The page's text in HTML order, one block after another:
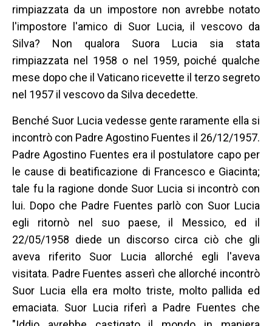
rimpiazzata da un impostore non avrebbe notato
l'impostore l'amico di Suor Lucia, il vescovo da
Silva? Non qualora Suora Lucia sia stata
rimpiazzata nel 1958 o nel 1959, poiché qualche
mese dopo che il Vaticano ricevette il terzo segreto
nel 1957 il vescovo da Silva decedette.
Benché Suor Lucia vedesse gente raramente ella si
incontrò con Padre Agostino Fuentes il 26/12/1957.
Padre Agostino Fuentes era il postulatore capo per
le cause di beatificazione di Francesco e Giacinta;
tale fu la ragione donde Suor Lucia si incontrò con
lui. Dopo che Padre Fuentes parlò con Suor Lucia
egli ritornò nel suo paese, il Messico, ed il
22/05/1958 diede un discorso circa ciò che gli
aveva riferito Suor Lucia allorché egli l'aveva
visitata. Padre Fuentes asserì che allorché incontrò
Suor Lucia ella era molto triste, molto pallida ed
emaciata. Suor Lucia riferì a Padre Fuentes che